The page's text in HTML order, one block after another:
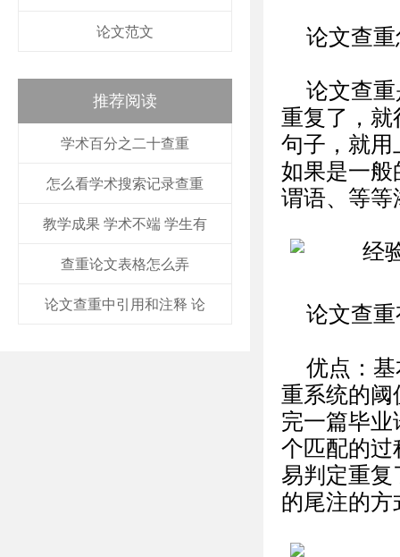
论文范文
推荐阅读
学术百分之二十查重
怎么看学术搜索记录查重
教学成果 学术不端 学生有
查重论文表格怎么弄
论文查重中引用和注释 论
论文查
论文查
重复了，就
句子，就用
如果是一般
谓语、等等
论文查
优点：
重系统的阈
完一篇毕
个匹配的过
易判定重
的尾注的